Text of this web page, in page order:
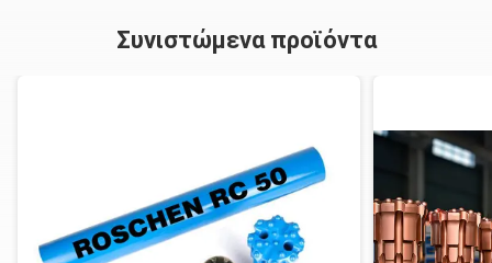
Συνιστώμενα προϊόντα